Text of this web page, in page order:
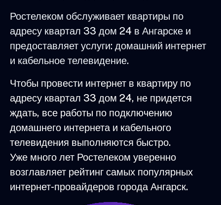
Ростелеком обслуживает квартиры по
адресу квартал 33 дом 24 в Ангарске и
предоставляет услуги: домашний интернет
и кабельное телевидение.
Чтобы провести интернет в квартиру по
адресу квартал 33 дом 24, не придется
ждать, все работы по подключению
домашнего интернета и кабельного
телевидения выполняются быстро.
Уже много лет Ростелеком уверенно
возглавляет рейтинг самых популярных
интернет-провайдеров города Ангарск.